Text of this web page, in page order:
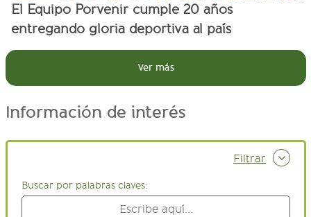
El Equipo Porvenir cumple 20 años
entregando gloria deportiva al país
Ver más
Información de interés
Filtrar
Buscar por palabras claves: